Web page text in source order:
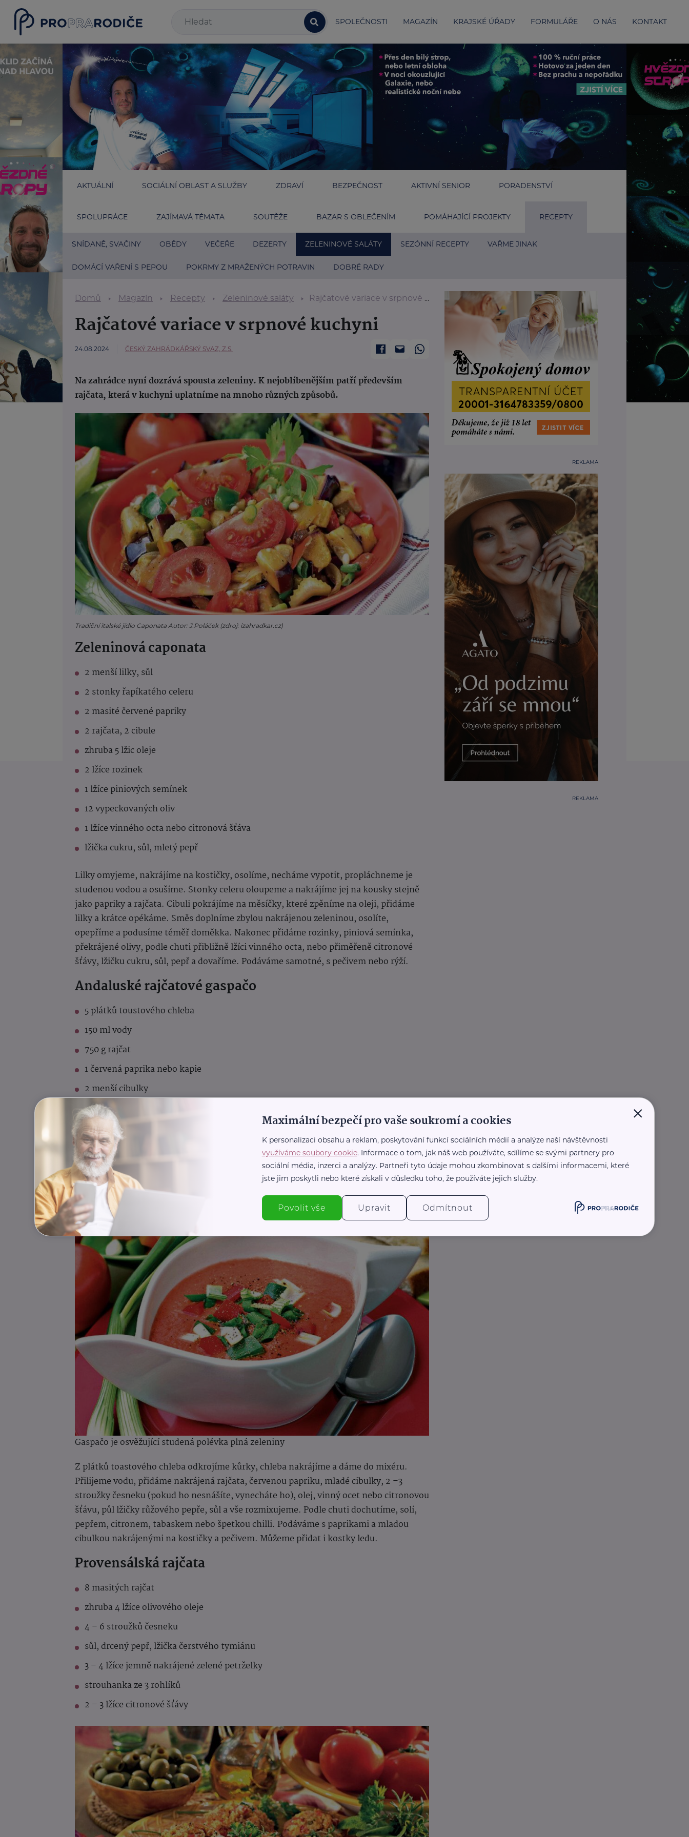
SPOLEČNOSTI MAGAZÍN KRAJSKÉ ÚŘADY FORMULÁŘE O NÁS KONTAKT
AKTUÁLNÍ SOCIÁLNÍ OBLAST A SLUŽBY ZDRAVÍ BEZPEČNOST AKTIVNÍ SENIOR PORADENSTVÍ
SPOLUPRÁCE ZAJÍMAVÁ TÉMATA SOUTĚŽE BAZAR S OBLEČENÍM POMÁHAJÍCÍ PROJEKTY RECEPTY
SNÍDANĚ, SVAČINY OBĚDY VEČEŘE DEZERTY ZELENINOVÉ SALÁTY SEZÓNNÍ RECEPTY VAŘME JINAK
DOMÁCÍ VAŘENÍ S PEPOU POKRMY Z MRAŽENÝCH POTRAVIN DOBRÉ RADY
Domů Magazín Recepty Zeleninové saláty Rajčatové variace v srpnové kuchyni
Rajčatové variace v srpnové kuchyni
24.08.2024 ČESKÝ ZAHRÁDKÁŘSKÝ SVAZ, Z.S.
Na zahrádce nyní dozrává spousta zeleniny. K nejoblíbenějším patří především
rajčata, která v kuchyni uplatníme na mnoho různých způsobů.
Tradiční italské jídlo Caponata Autor: J.Poláček (zdroj: izahradkar.cz)
Zeleninová caponata
2 menší lilky, sůl
2 stonky řapíkatého celeru
2 masité červené papriky
2 rajčata, 2 cibule
zhruba 5 lžic oleje
2 lžíce rozinek
1 lžíce piniových semínek
12 vypeckovaných oliv
1 lžíce vinného octa nebo citronová šťáva
lžička cukru, sůl, mletý pepř
Lilky omyjeme, nakrájíme na kostičky, osolíme, necháme vypotit, propláchneme je
studenou vodou a osušíme. Stonky celeru oloupeme a nakrájíme jej na kousky stejně
jako papriky a rajčata. Cibuli pokrájíme na měsíčky, které zpěníme na oleji, přidáme
lilky a krátce opékáme. Směs doplníme zbylou nakrájenou zeleninou, osolíte,
opepříme a podusíme téměř doměkka. Nakonec přidáme rozinky, piniová semínka,
překrájené olivy, podle chuti přibližně lžíci vinného octa, nebo přiměřeně citronové
šťávy, lžičku cukru, sůl, pepř a dovaříme. Podáváme samotné, s pečivem nebo rýží.
Andaluské rajčatové gaspačo
5 plátků toustového chleba
150 ml vody
750 g rajčat
1 červená paprika nebo kapie
2 menší cibulky
2 – 3 stroužky česneku
4 lžíce olivového oleje
1 lžíce vinného octa nebo citronová šťáva
sůl, růžový pepř, tabasco nebo špetka chilli
Gaspačo je osvěžující studená polévka plná zeleniny
Z plátků toastového chleba odkrojíme kůrky, chleba nakrájíme a dáme do mixéru.
Přilijeme vodu, přidáme nakrájená rajčata, červenou papriku, mladé cibulky, 2 –3
stroužky česneku (pokud ho nesnášíte, vynecháte ho), olej, vinný ocet nebo citronovou
šťávu, půl lžičky růžového pepře, sůl a vše rozmixujeme. Podle chuti dochutíme, solí,
pepřem, citronem, tabaskem nebo špetkou chilli. Podáváme s paprikami a mladou
cibulkou nakrájenými na kostičky a pečivem. Můžeme přidat i kostky ledu.
Provensálská rajčata
8 masitých rajčat
zhruba 4 lžíce olivového oleje
4 – 6 stroužků česneku
sůl, drcený pepř, lžička čerstvého tymiánu
3 – 4 lžíce jemně nakrájené zelené petrželky
strouhanka ze 3 rohlíků
2 – 3 lžíce citronové šťávy
REKLAMA
REKLAMA
×
Maximální bezpečí pro vaše soukromí a cookies
K personalizaci obsahu a reklam, poskytování funkcí sociálních médií a analýze naší návštěvnosti
využíváme soubory cookie. Informace o tom, jak náš web používáte, sdílíme se svými partnery pro
sociální média, inzerci a analýzy. Partneři tyto údaje mohou zkombinovat s dalšími informacemi, které
jste jim poskytli nebo které získali v důsledku toho, že používáte jejich služby.
Povolit vše Upravit Odmítnout